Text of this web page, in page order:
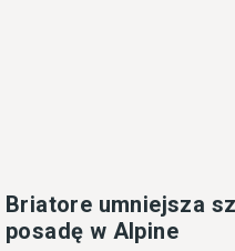
Briatore umniejsza
posadę w Alpine